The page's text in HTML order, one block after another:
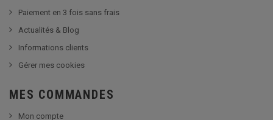
Paiement en 3 fois sans frais
Actualités & Blog
Informations clients
Gérer mes cookies
MES COMMANDES
Mon compte